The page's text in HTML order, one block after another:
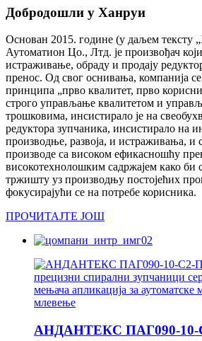
Добродошли у Ханруи
Основан 2015. године (у даљем тексту
Аутоматион Цо., Лтд. је произвођач
истраживање, обраду и продају
пренос. Од свог оснивања, компанија
принципа „прво квалитет, прво
строго управљање квалитетом и
трошковима, инсистирало је на
редуктора зупчаника, инсистирало на
производње, развоја, и истраживања, и
производе са високом ефикасношћу
високотехнолошким садржајем како би
тржишту уз производњу постојећих
фокусирајући се на потребе корисника.
ПРОЧИТАЈТЕ ЈОШ
АНДАНТЕКС ПАГ090-10-